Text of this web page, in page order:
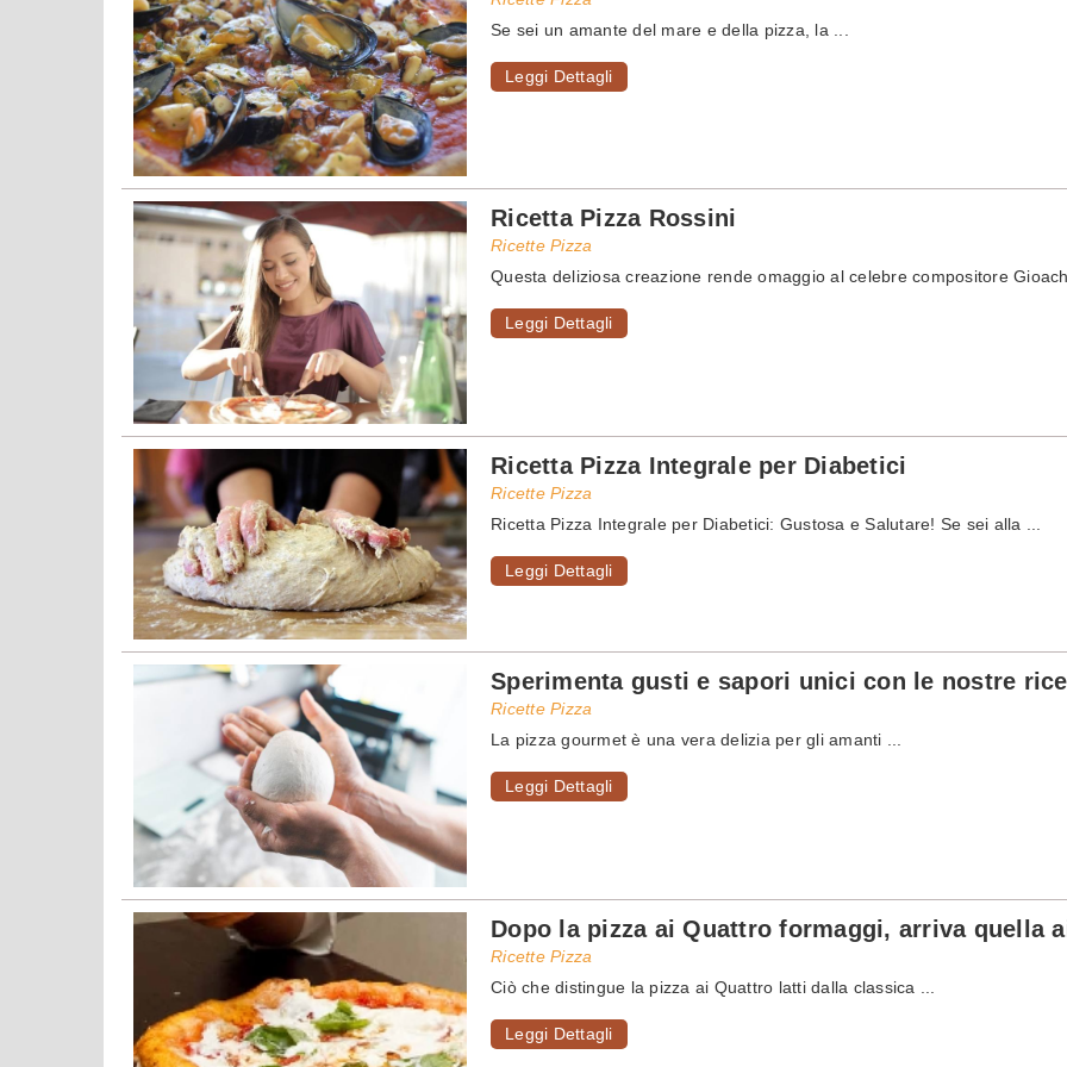
Se sei un amante del mare e della pizza, la ...
Leggi Dettagli
Ricetta Pizza Rossini
Ricette Pizza
Questa deliziosa creazione rende omaggio al celebre compositore
Leggi Dettagli
Ricetta Pizza Integrale per Diabetici
Ricette Pizza
Ricetta Pizza Integrale per Diabetici: Gustosa e Salutare! Se sei alla ...
Leggi Dettagli
Sperimenta gusti e sapori unici con le nostre
Ricette Pizza
La pizza gourmet è una vera delizia per gli amanti ...
Leggi Dettagli
Dopo la pizza ai Quattro formaggi, arriva quella
Ricette Pizza
Ciò che distingue la pizza ai Quattro latti dalla classica ...
Leggi Dettagli